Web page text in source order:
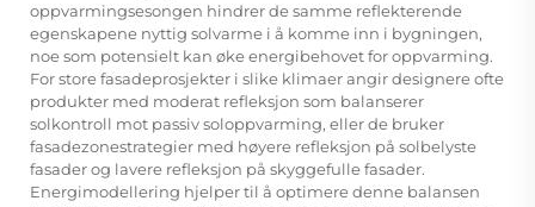
oppvarmingsesongen hindrer de samme reflekterende
egenskapene nyttig solvarme i å komme inn i bygningen,
noe som potensielt kan øke energibehovet for oppvarming.
For store fasadeprosjekter i slike klimaer angir designere ofte
produkter med moderat refleksjon som balanserer
solkontroll mot passiv soloppvarming, eller de bruker
fasadezonestrategier med høyere refleksjon på solbelyste
fasader og lavere refleksjon på skyggefulle fasader.
Energimodellering hjelper til å optimere denne balansen